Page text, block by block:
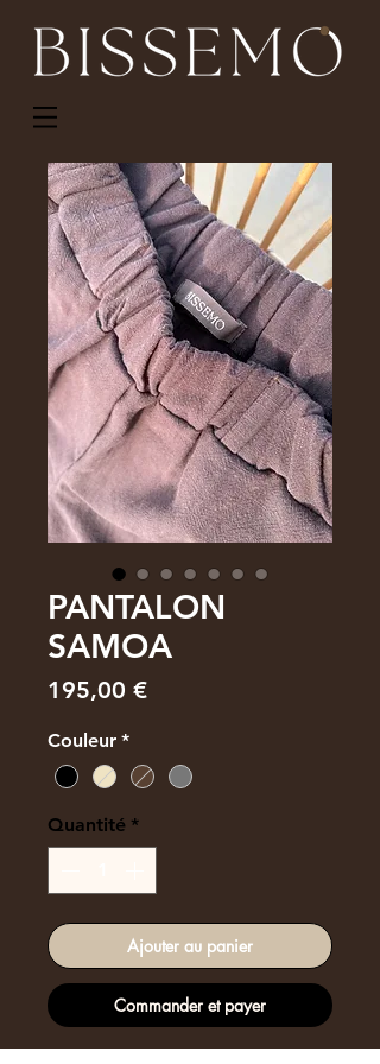
PANTALON
SAMOA
195,00 €Prix
Couleur *
Quantité *
Ajouter au panier
Commander et payer